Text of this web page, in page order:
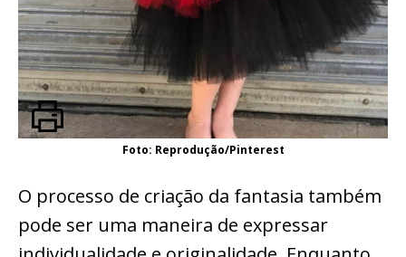
Foto: Reprodução/Pinterest
O processo de criação da fantasia também
pode ser uma maneira de expressar